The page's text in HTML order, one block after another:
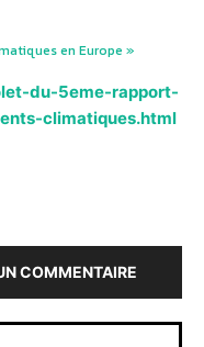
en Europe »
du-5eme-rapport-
climatiques.html
COMMENTAIRE